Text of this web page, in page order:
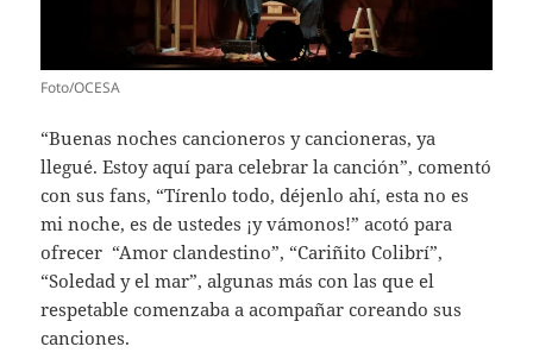
Foto/OCESA
“Buenas noches cancioneros y cancioneras, ya
llegué. Estoy aquí para celebrar la canción”, comentó
con sus fans, “Tírenlo todo, déjenlo ahí, esta no es
mi noche, es de ustedes ¡y vámonos!” acotó para
ofrecer “Amor clandestino”, “Cariñito Colibrí”,
“Soledad y el mar”, algunas más con las que el
respetable comenzaba a acompañar coreando sus
canciones.